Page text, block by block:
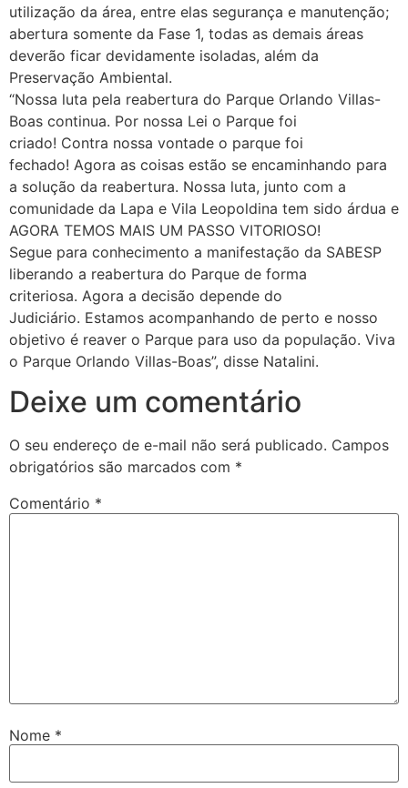
utilização da área, entre elas segurança e manutenção;
abertura somente da Fase 1, todas as demais áreas
deverão ficar devidamente isoladas, além da
Preservação Ambiental.
“Nossa luta pela reabertura do Parque Orlando Villas-
Boas continua. Por nossa Lei o Parque foi
criado! Contra nossa vontade o parque foi
fechado! Agora as coisas estão se encaminhando para
a solução da reabertura. Nossa luta, junto com a
comunidade da Lapa e Vila Leopoldina tem sido árdua e
AGORA TEMOS MAIS UM PASSO VITORIOSO!
Segue para conhecimento a manifestação da SABESP
liberando a reabertura do Parque de forma
criteriosa. Agora a decisão depende do
Judiciário. Estamos acompanhando de perto e nosso
objetivo é reaver o Parque para uso da população. Viva
o Parque Orlando Villas-Boas”, disse Natalini.
Deixe um comentário
O seu endereço de e-mail não será publicado. Campos
obrigatórios são marcados com *
Comentário *
Nome *